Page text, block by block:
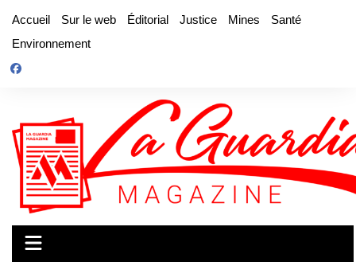
contenu
Accueil Sur le web Éditorial Justice Mines
Santé
Environnement